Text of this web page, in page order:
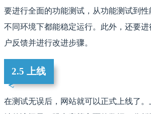
要进行全面的功能测试，从功能测试到
不同环境下都能稳定运行。此外，还要进
户反馈并进行改进步骤。
2.5 上线
在测试无误后，网站就可以正式上线了。